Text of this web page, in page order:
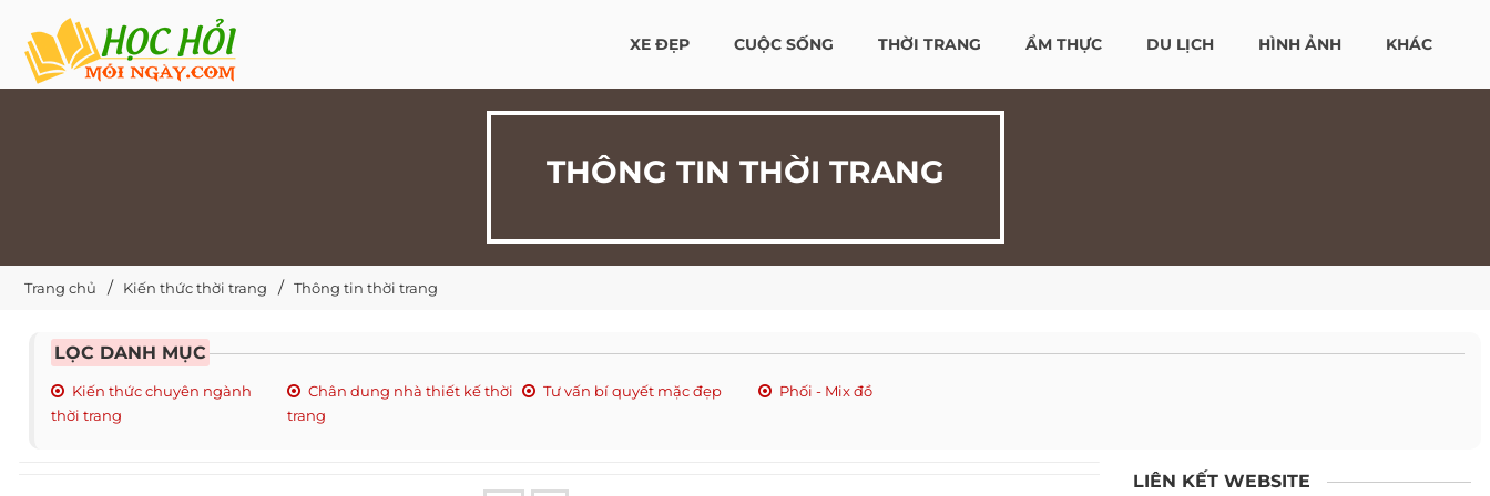
XE ĐẸP CUỘC SỐNG THỜI TRANG ẨM THỰC DU LỊCH HÌNH ẢNH KHÁC
THÔNG TIN THỜI TRANG
Trang chủ Kiến thức thời trang Thông tin thời trang
LỌC DANH MỤC
Kiến thức chuyên ngành
thời trang
Chân dung nhà thiết kế thời
trang
Tư vấn bí quyết mặc đẹp Phối - Mix đồ
LIÊN KẾT WEBSITE